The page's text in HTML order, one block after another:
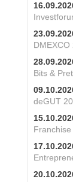
DMEXCO
Bits &
deGUT
Franchise